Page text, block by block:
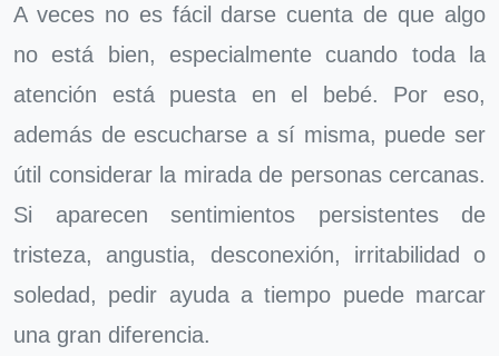
A veces no es fácil darse cuenta de que algo
no está bien, especialmente cuando toda la
atención está puesta en el bebé. Por eso,
además de escucharse a sí misma, puede ser
útil considerar la mirada de personas cercanas.
Si aparecen sentimientos persistentes de
tristeza, angustia, desconexión, irritabilidad o
soledad, pedir ayuda a tiempo puede marcar
una gran diferencia.